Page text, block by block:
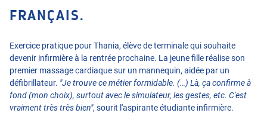
FRANÇAIS.
Exercice pratique pour Thania, élève de terminale qui souhaite
devenir infirmière à la rentrée prochaine. La jeune fille réalise son
premier massage cardiaque sur un mannequin, aidée par un
défibrillateur. "Je trouve ce métier formidable. (…) Là, ça confirme à
fond (mon choix), surtout avec le simulateur, les gestes, etc. C'est
vraiment très très bien", sourit l'aspirante étudiante infirmière.